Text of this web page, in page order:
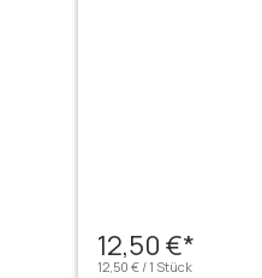
12,50 €*
12,50 € / 1 Stück